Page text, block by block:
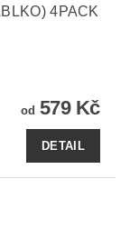
4PACK
od 579 Kč
DETAIL